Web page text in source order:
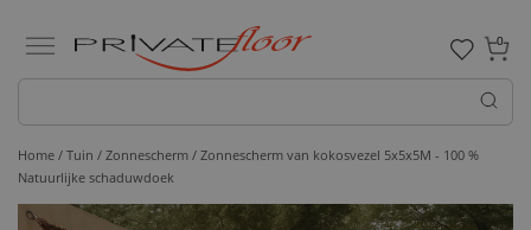
0
Home / Tuin / Zonnescherm / Zonnescherm van kokosvezel 5x5x5M - 100 %
Natuurlijke schaduwdoek